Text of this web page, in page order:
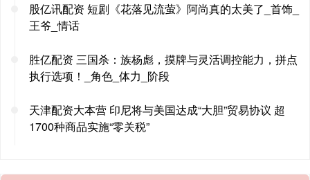
股亿讯配资 短剧《花落见流萤》阿尚真的太美了_首饰_
王爷_情话
胜亿配资 三国杀：族杨彪，摸牌与灵活调控能力，拼点
执行选项！_角色_体力_阶段
天津配资大本营 印尼将与美国达成“大胆”贸易协议 超
1700种商品实施“零关税”